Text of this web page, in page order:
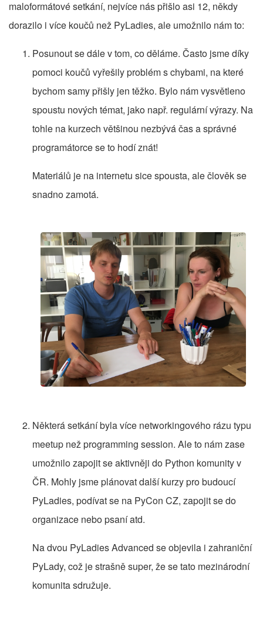
maloformátové setkání, nejvíce nás přišlo asi 12, někdy
dorazilo i více koučů než PyLadies, ale umožnilo nám to:
Posunout se dále v tom, co děláme. Často jsme díky
pomoci koučů vyřešily problém s chybami, na které
bychom samy přišly jen těžko. Bylo nám vysvětleno
spoustu nových témat, jako např. regulární výrazy. Na
tohle na kurzech většinou nezbývá čas a správné
programátorce se to hodí znát!
Materiálů je na internetu sice spousta, ale člověk se
snadno zamotá.
Některá setkání byla více networkingového rázu typu
meetup než programming session. Ale to nám zase
umožnilo zapojit se aktivněji do Python komunity v
ČR. Mohly jsme plánovat další kurzy pro budoucí
PyLadies, podívat se na PyCon CZ, zapojit se do
organizace nebo psaní atd.
Na dvou PyLadies Advanced se objevila i zahraniční
PyLady, což je strašně super, že se tato mezinárodní
komunita sdružuje.